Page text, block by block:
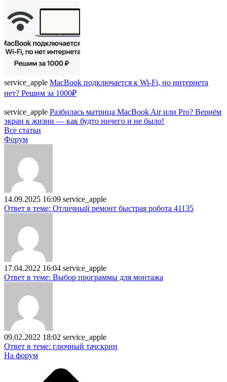
service_apple MacBook подключается к Wi-Fi, но интернета
нет? Решим за 1000₽
service_apple Разбилась матрица MacBook Air или Pro? Вернём
экран к жизни — как будто ничего и не было!
Все статьи
Форум
14.09.2025 16:09 service_apple
Ответ в теме: Отличный ремонт быстрая робота 41135
17.04.2022 16:04 service_apple
Ответ в теме: Выбор программы для монтажа
09.02.2022 18:02 service_apple
Ответ в теме: глючный тачскрин
На форум